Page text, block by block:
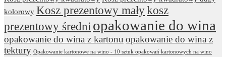
kolorowy Kosz prezentowy małykosz
prezentowy średni opakowanie do wina
opakowanie do wina z kartonu opakowanie do wina z
tektury Opakowanie kartonowe na wino - 10 sztuk opakowań kartonowych na wino